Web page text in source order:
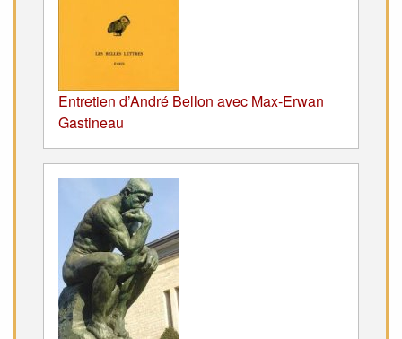
Entretien d’André Bellon avec Max-Erwan
Gastineau